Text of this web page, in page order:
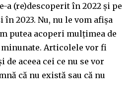
a (re)descoperit în 2022 și pe
în 2023. Nu, nu le vom afișa
putea acoperi mulțimea de
Articolele vor fi
de aceea cei ce nu se vor
că nu există sau că nu